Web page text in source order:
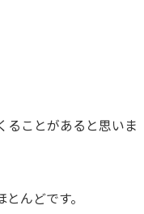
ることがあると思いま
んどです。